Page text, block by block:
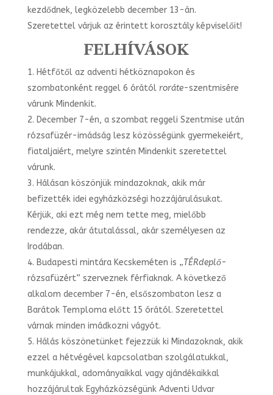
kezdődnek, legközelebb december 13-án.
Szeretettel várjuk az érintett korosztály képviselőit!
FELHÍVÁSOK
Hétfőtől az adventi hétköznapokon és
szombatonként reggel 6 órától roráte-szentmisére
várunk Mindenkit.
December 7-én, a szombat reggeli Szentmise után
rózsafüzér-imádság lesz közösségünk gyermekeiért,
fiataljaiért, melyre szintén Mindenkit szeretettel
várunk.
Hálásan köszönjük mindazoknak, akik már
befizették idei egyházközségi hozzájárulásukat.
Kérjük, aki ezt még nem tette meg, mielőbb
rendezze, akár átutalással, akár személyesen az
Irodában.
Budapesti mintára Kecskeméten is „TÉRdeplő-
rózsafüzért” szerveznek férfiaknak. A következő
alkalom december 7-én, elsőszombaton lesz a
Barátok Temploma előtt 15 órától. Szeretettel
várnak minden imádkozni vágyót.
Hálás köszönetünket fejezzük ki Mindazoknak, akik
ezzel a hétvégével kapcsolatban szolgálatukkal,
munkájukkal, adományaikkal vagy ajándékaikkal
hozzájárultak Egyházközségünk Adventi Udvar